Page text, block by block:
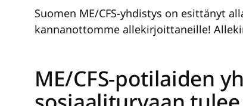
Suomen ME/CFS-yhdistys on esittänyt
kannanottomme allekirjoittaneille!
ME/CFS-potilaiden